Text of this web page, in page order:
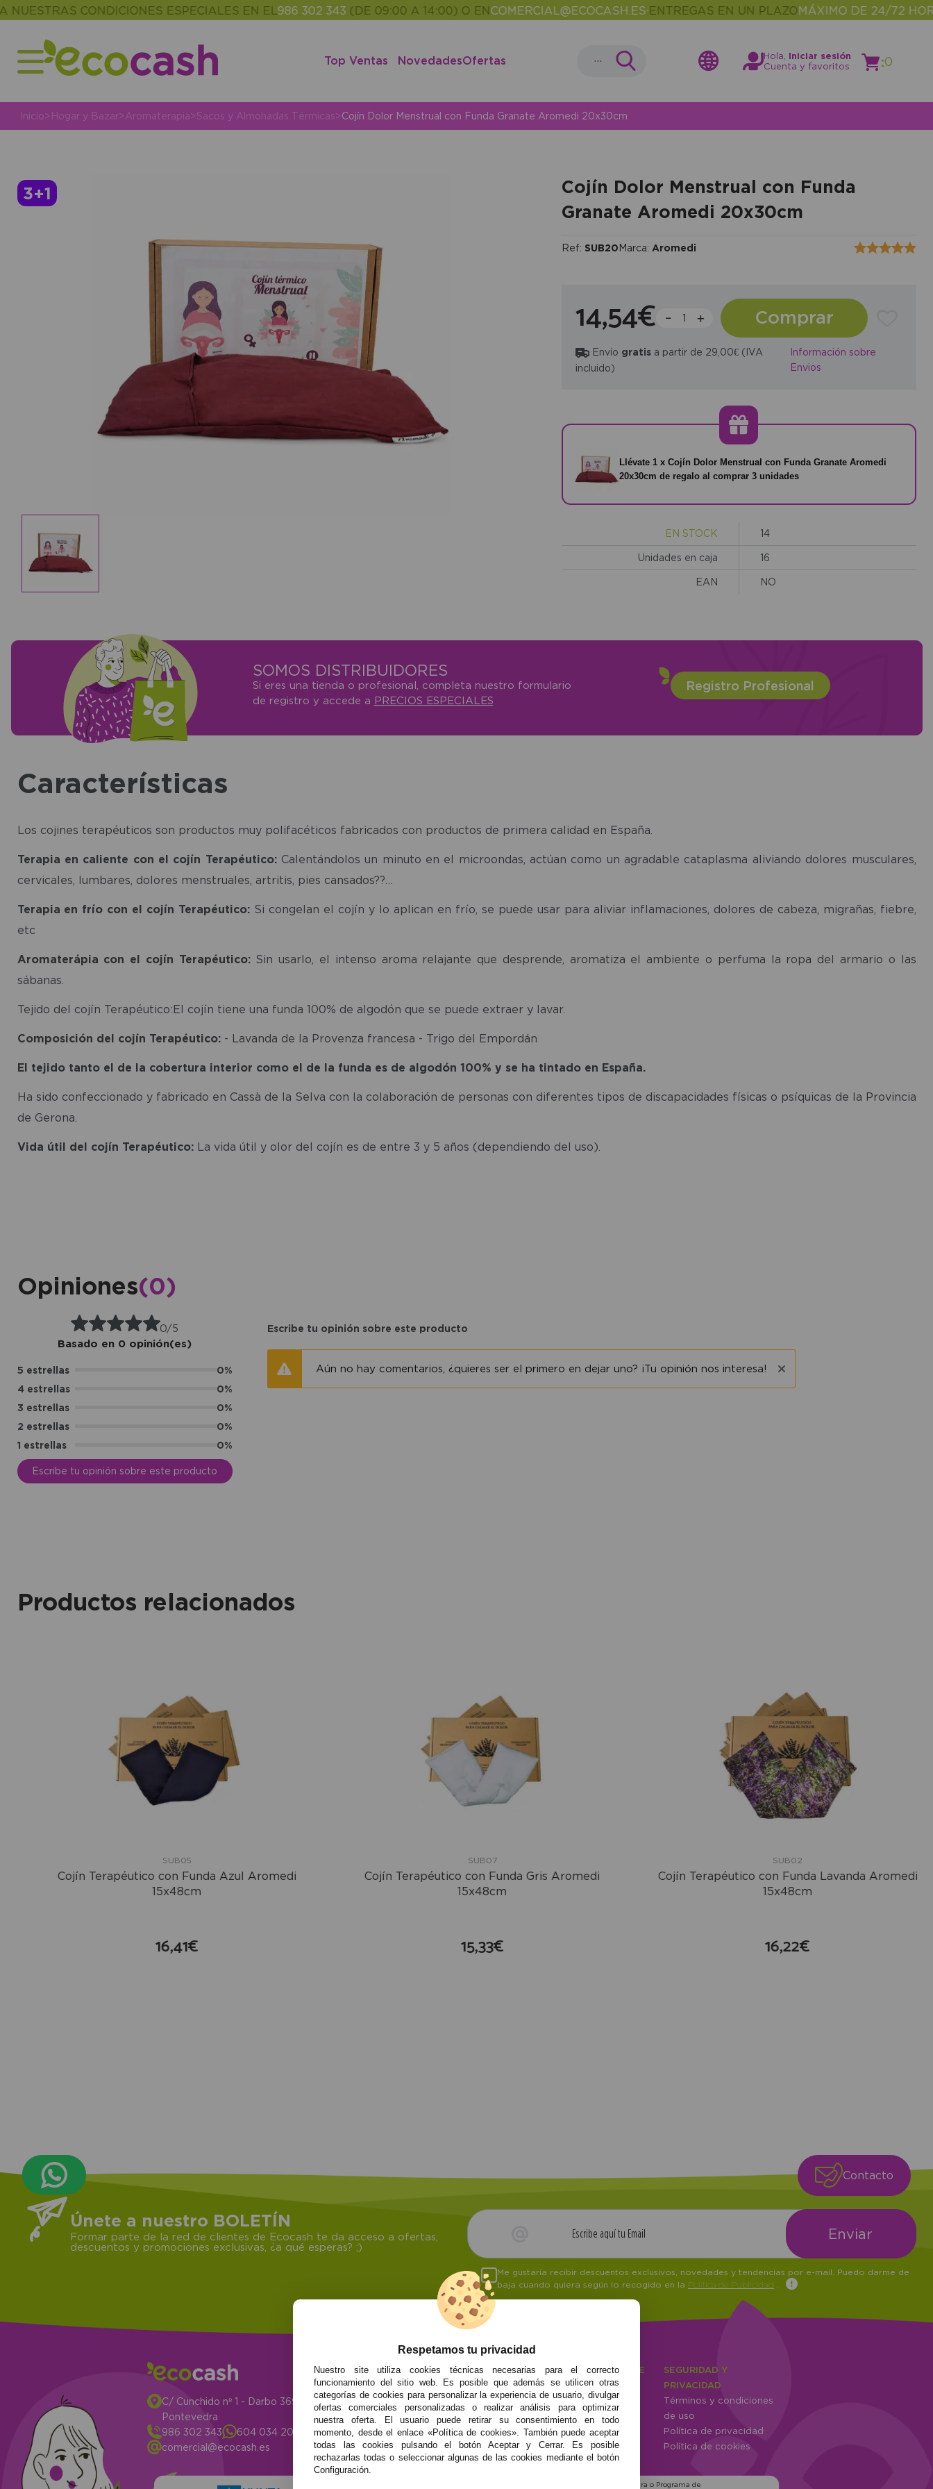
CONDICIONES ESPECIALES EN EL986 302 343 (DE 09:00 A 14:00) O ENCOMERCIAL@ECOCASH.ES•ENTREGAS EN UN PLAZO MÁXIMO DE 24/72 HORAS•
Top Ventas NovedadesOfertas ... Hola,
Iniciar sesión
Cuenta y favoritos
:0
Inicio> Hogar y Bazar> Aromaterapia> Sacos y Almohadas Térmicas> Cojín Dolor Menstrual con Funda Granate Aromedi 20x30cm
3+1
Cojín Dolor Menstrual con Funda
Granate Aromedi 20x30cm
Ref: SUB20 Marca: Aromedi
14,54€ Comprar
Envío gratisa partir de 29,00€ (IVA
incluido)
Información sobre
Envios
Llévate 1 x Cojín Dolor Menstrual con Funda Granate Aromedi
20x30cm de regalo al comprar 3 unidades
EN STOCK 14
Unidades en caja 16
EAN NO
SOMOS DISTRIBUIDORES
Si eres una tienda o profesional, completa nuestro formulario
de registro y accede a PRECIOS ESPECIALES
Registro Profesional
Características
Los cojines terapéuticos son productos muy polifacéticos fabricados con productos de primera calidad en España.
Terapia en caliente con el cojín Terapéutico:Calentándolos un minuto en el microondas, actúan como un agradable cataplasma aliviando dolores musculares,
cervicales, lumbares, dolores menstruales, artritis, pies cansados??…
Terapia en frío con el cojín Terapéutico: Si congelan el cojín y lo aplican en frío, se puede usar para aliviar inflamaciones, dolores de cabeza, migrañas, fiebre,
etc
Aromaterápia con el cojín Terapéutico:Sin usarlo, el intenso aroma relajante que desprende, aromatiza el ambiente o perfuma la ropa del armario o las
sábanas.
Tejido del cojín Terapéutico:El cojín tiene una funda 100% de algodón que se puede extraer y lavar.
Composición del cojín Terapéutico:- Lavanda de la Provenza francesa - Trigo del Empordán
El tejido tanto el de la cobertura interior como el de la funda es de algodón 100% y se ha tintado en España.
Ha sido confeccionado y fabricado en Cassà de la Selva con la colaboración de personas con diferentes tipos de discapacidades físicas o psíquicas de la Provincia
de Gerona.
Vida útil del cojín Terapéutico:La vida útil y olor del cojín es de entre 3 y 5 años (dependiendo del uso).
Opiniones(0)
0/5
Basado en 0 opinión(es)
5 estrellas
0%
4 estrellas
0%
3 estrellas
0%
2 estrellas
0%
1 estrellas
0%
Escribe tu opinión sobre este producto
Escribe tu opinión sobre este producto
Aún no hay comentarios, ¿quieres ser el primero en dejar uno? ¡Tu opinión nos interesa!
Productos relacionados
SUB05
Cojín Terapéutico con Funda Azul Aromedi
15x48cm
16,41€
SUB07
Cojín Terapéutico con Funda Gris Aromedi
15x48cm
15,33€
SUB02
Cojín Terapéutico con Funda Lavanda Aromedi
15x48cm
16,22€
Únete a nuestro BOLETÍN
Formar parte de la red de clientes de Ecocash te da acceso a ofertas,
descuentos y promociones exclusivas, ¿a qué esperas? ;)
Me gustaría recibir descuentos exclusivos, novedades y tendencias por e-mail. Puedo darme de
baja cuando quiera según lo recogido en la Política de Publicidad
C/ Cunchido nº 1 - Darbo 36940 Cangas
Pontevedra
986 302 343
604 034 204
comercial@ecocash.es
NOSOTROS
Quiénes somos
Info
ATENCIÓN AL CLIENTE
Envíos y devoluciones
Formas de pago
Preguntas Frecuentes
Contacto
SEGURIDAD Y
PRIVACIDAD
Términos y condiciones
de uso
Política de privacidad
Política de cookies
Subvencións para o Programa de
Contacto
Respetamos tu privacidad
Nuestro site utiliza cookies técnicas necesarias para el correcto
funcionamiento del sitio web. Es posible que además se utilicen otras
categorías de cookies para personalizar la experiencia de usuario, divulgar
ofertas comerciales personalizadas o realizar análisis para optimizar
nuestra oferta. El usuario puede retirar su consentimiento en todo
momento, desde el enlace «Política de cookies». También puede aceptar
todas las cookies pulsando el botón Aceptar y Cerrar. Es posible
rechazarlas todas o seleccionar algunas de las cookies mediante el botón
Configuración.